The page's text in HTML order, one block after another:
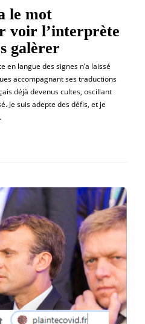
le mot
voir l’interprète
galèrer
en langue des signes n’a laissé
accompagnant ses traductions
déjà devenus cultes, oscillant
Je suis adepte des défis, et je